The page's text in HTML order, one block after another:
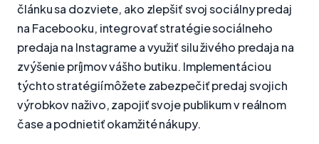
článku sa dozviete, ako zlepšiť svoj sociálny predaj
na Facebooku, integrovať stratégie sociálneho
predaja na Instagrame a využiť silu živého predaja na
zvýšenie príjmov vášho butiku. Implementáciou
týchto stratégií môžete zabezpečiť predaj svojich
výrobkov naživo, zapojiť svoje publikum v reálnom
čase a podnietiť okamžité nákupy.